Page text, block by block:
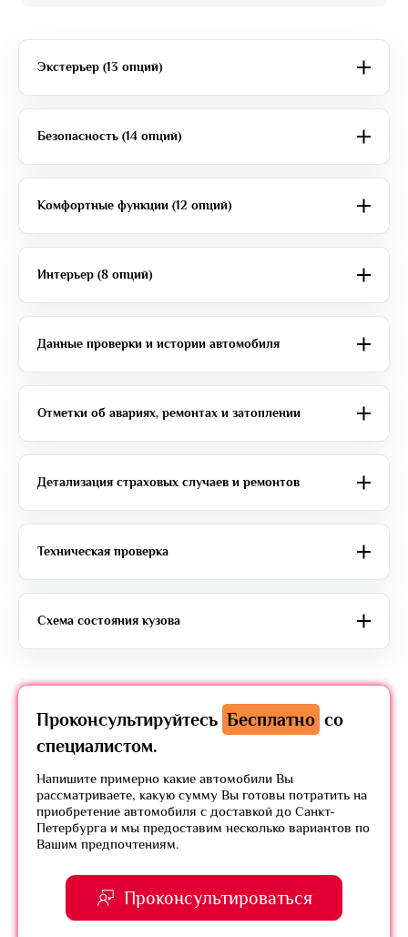
Экстерьер (13 опций)
Безопасность (14 опций)
Комфортные функции (12 опций)
Интерьер (8 опций)
Данные проверки и истории автомобиля
Отметки об авариях, ремонтах и затоплении
Детализация страховых случаев и ремонтов
Техническая проверка
Схема состояния кузова
Проконсультируйтесь Бесплатно со
специалистом.
Напишите примерно какие автомобили Вы
рассматриваете, какую сумму Вы готовы потратить на
приобретение автомобиля с доставкой до Санкт-
Петербурга и мы предоставим несколько вариантов по
Вашим предпочтениям.
Проконсультироваться